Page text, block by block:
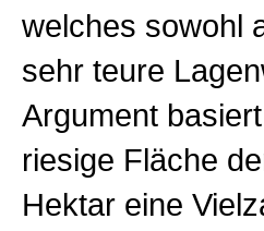
welches sowohl
sehr teure
Argument
riesige Fläche
Hektar eine